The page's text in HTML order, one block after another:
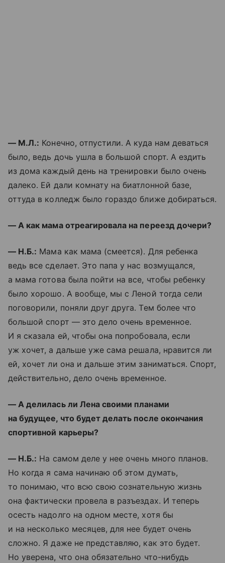
— М.Л.: Конечно, отпустили. А куда нам деваться
было, ведь дочь ушла в большой спорт. А ездить
из дома каждый день на тренировки было очень
далеко. Ей дали комнату на биатлонной базе,
оттуда в колледж было гораздо ближе добираться.
— А как мама отреагировала на переезд дочери?
— Н.Б.: Мама как мама (смеется). Для ребенка
ведь все сделает. Это папа у нас возмущался,
а мама готова была пойти на все, чтобы ребенку
было хорошо. А вообще, мы с Леной тогда сели
поговорили, поняли друг друга. Тем более что
большой спорт — это дело очень временное.
И я сказала ей, чтобы она попробовала, если
уж хочет, а дальше уже сама решала, нравится ли
ей, хочет ли она и дальше этим заниматься. Спорт,
действительно, дело очень временное.
— А делилась ли Лена своими планами
на будущее, что будет делать после окончания
спортивной карьеры?
— Н.Б.: На самом деле у нее очень много планов.
Но когда я сама начинаю об этом думать,
то понимаю, что всю свою сознательную жизнь
она фактически провела в разъездах. И теперь
осесть надолго на одном месте, хотя бы
и на несколько месяцев, для нее будет очень
сложно. Я даже не представляю, как это будет.
Но уверена, что она обязательно что-нибудь